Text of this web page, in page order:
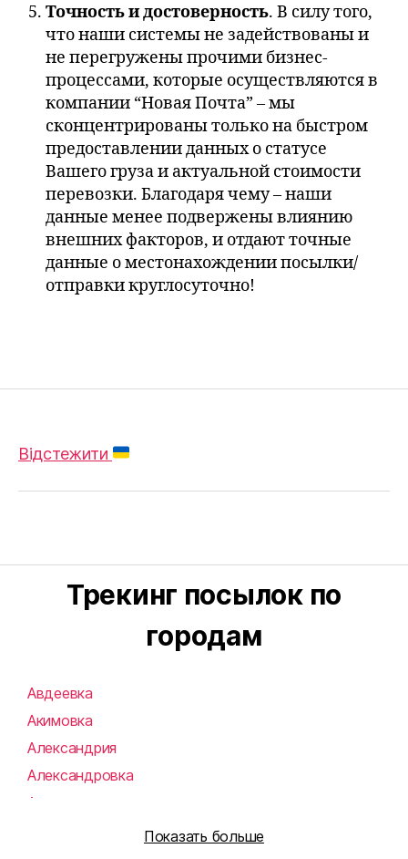
Точность и достоверность. В силу того,
что наши системы не задействованы и
не перегружены прочими бизнес-
процессами, которые осуществляются в
компании “Новая Почта” – мы
сконцентрированы только на быстром
предоставлении данных о статусе
Вашего груза и актуальной стоимости
перевозки. Благодаря чему – наши
данные менее подвержены влиянию
внешних факторов, и отдают точные
данные о местонахождении посылки/
отправки круглосуточно!
Відстежити
Трекинг посылок по
городам
Авдеевка
Акимовка
Александрия
Александровка
Алупка
Показать больше